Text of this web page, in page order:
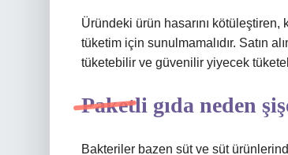
Üründeki ürün hasarını
tüketim için sunulmamalıdır. Satın
tüketebilir ve güvenilir yiyecek
Paketli gıda neden
Bakteriler bazen süt ve süt